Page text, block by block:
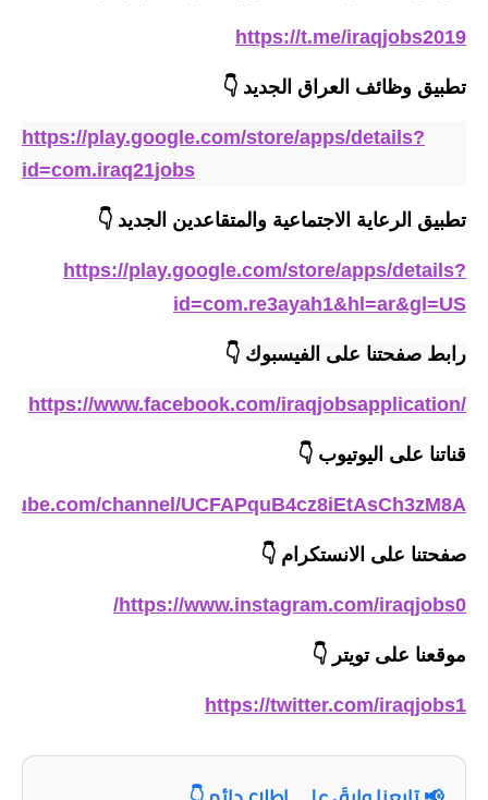
المرحلة الاعدادية
كتب مدرسية
المرحلة الابتدائية
المرحلة المتوسطة
مواضيع انشاء
https://t.me/iraqjobs2019
تطبيق وظائف العراق الجديد 👇
https://play.google.com/store/apps/details?
id=com.iraq21jobs
تطبيق الرعاية الاجتماعية والمتقاعدين الجديد 👇
https://play.google.com/store/apps/details?
id=com.re3ayah1&hl=ar&gl=US
رابط صفحتنا على الفيسبوك 👇
https://www.facebook.com/iraqjobsapplication/
قناتنا على اليوتيوب 👇
channel/UCFAPquB4cz8iEtAsCh3zM8A
صفحتنا على الانستكرام 👇
https://www.instagram.com/iraqjobs0/
موقعنا على تويتر 👇
https://twitter.com/iraqjobs1